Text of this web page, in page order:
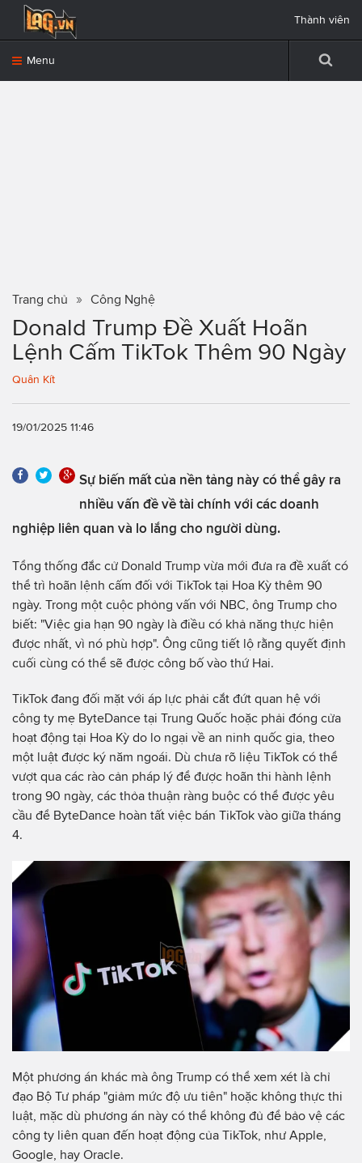
Menu
Thành viên
Trang chủ Công Nghệ
Donald Trump Đề Xuất Hoãn
Lệnh Cấm TikTok Thêm 90 Ngày
Quân Kít
19/01/2025 11:46
Sự biến mất của nền tảng này có thể gây ra
nhiều vấn đề về tài chính với các doanh
nghiệp liên quan và lo lắng cho người dùng.
Tổng thống đắc cử Donald Trump vừa mới đưa ra đề xuất có
thể trì hoãn lệnh cấm đối với TikTok tại Hoa Kỳ thêm 90
ngày. Trong một cuộc phỏng vấn với NBC, ông Trump cho
biết: "Việc gia hạn 90 ngày là điều có khả năng thực hiện
được nhất, vì nó phù hợp". Ông cũng tiết lộ rằng quyết định
cuối cùng có thể sẽ được công bố vào thứ Hai.
TikTok đang đối mặt với áp lực phải cắt đứt quan hệ với
công ty mẹ ByteDance tại Trung Quốc hoặc phải đóng cửa
hoạt động tại Hoa Kỳ do lo ngại về an ninh quốc gia, theo
một luật được ký năm ngoái. Dù chưa rõ liệu TikTok có thể
vượt qua các rào cản pháp lý để được hoãn thi hành lệnh
trong 90 ngày, các thỏa thuận ràng buộc có thể được yêu
cầu để ByteDance hoàn tất việc bán TikTok vào giữa tháng
4.
Một phương án khác mà ông Trump có thể xem xét là chỉ
đạo Bộ Tư pháp "giảm mức độ ưu tiên" hoặc không thực thi
luật, mặc dù phương án này có thể không đủ để bảo vệ các
công ty liên quan đến hoạt động của TikTok, như Apple,
Google, hay Oracle.